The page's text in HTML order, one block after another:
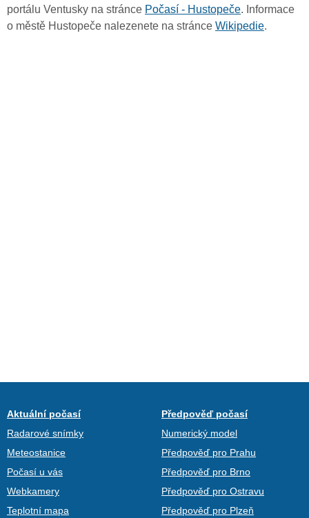
portálu Ventusky na stránce Počasí - Hustopeče. Informace
o městě Hustopeče nalezenete na stránce Wikipedie.
Aktuální počasí
Radarové snímky
Meteostanice
Počasí u vás
Webkamery
Teplotní mapa
Předpověď počasí
Numerický model
Předpověď pro Prahu
Předpověď pro Brno
Předpověď pro Ostravu
Předpověď pro Plzeň